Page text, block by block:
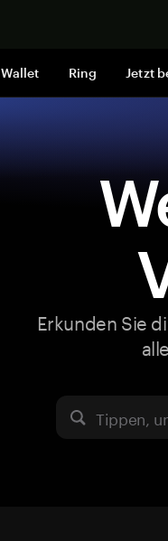
Wallet Ring Jetzt
Erkunden Sie
Tippen,